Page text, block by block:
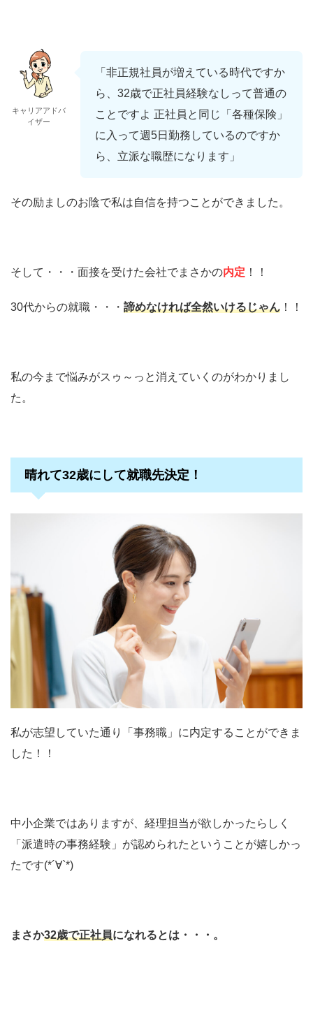
キャリアアドバ
イザー
「非正規社員が増えている時代ですか
ら、32歳で正社員経験なしって普通の
ことですよ 正社員と同じ「各種保険」
に入って週5日勤務しているのですか
ら、立派な職歴になります」
その励ましのお陰で私は自信を持つことができました。
そして・・・面接を受けた会社でまさかの内定 ！！
30代からの就職・・・ 諦めなければ全然いけるじゃん ！！
私の今まで悩みがスゥ～っと消えていくのがわかりまし
た。
晴れて32歳にして就職先決定！
私が志望していた通り「事務職」に内定することができま
した！！
中小企業ではありますが、経理担当が欲しかったらしく
「派遣時の事務経験」が認められたということが嬉しかっ
たです(*´∀`*)
まさか32歳で正社員になれるとは・・・。